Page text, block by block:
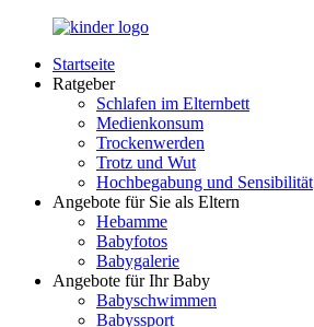
Zurück
Inhalt
LuckyKids.de
Das
Nachwuchs
Startseite
Ratgeber
Schlafen im Elternbett
Medienkonsum
Trockenwerden
Trotz und Wut
Hochbegabung und Sensibilität
Angebote für Sie als Eltern
Hebamme
Babyfotos
Babygalerie
Angebote für Ihr Baby
Babyschwimmen
Babyssport